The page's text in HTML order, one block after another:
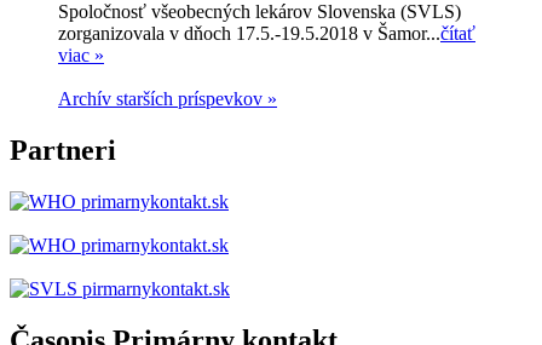
Spoločnosť všeobecných lekárov Slovenska (SVLS)
zorganizovala v dňoch 17.5.-19.5.2018 v Šamor...čítať
viac »
Archív starších príspevkov »
Partneri